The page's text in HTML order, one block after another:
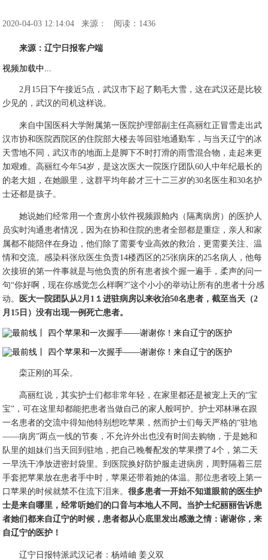
2020-04-03 12:14:04 来源： 阅读：1436
来源：辽宁日报客户端
视频加载中...
2月15日下午接近5点，武汉市下起了鹅毛大雪，这在武汉还是比较
少见的，武汉的司机这样说。
来自中国医科大学附属第一医院护理部副主任高丽红正冒雪走出武
汉市协和医院西院区的住院部大楼去等回驻地通勤车，与当天辽宁的冰
天雪地不同，武汉市的地面上是脚下不时打滑的雨雪混合物，走起来更
加艰难。高丽红今年54岁，是这次医大一院医疗团队60人中年纪最长的
的老大姐，在她眼里，这群平均年龄才三十二三岁的30名医生和30名护
士还都是孩子。
她说她们经常用一个查房小软件视频跟舱内（隔离病房）的医护人
员实时沟通患者情况，因为在协和住院的患者全部都是重症，亲人和家
属都不能陪伴在身边，他们除了需要专业高效的救治，更需要关注、温
情和交流。感染科张欣医生负责14楼西区的25张病床的25名病人，他每
次接班的第一件事就是与他负责的所有患者挨个握一遍手，柔声的问一
句“你好啊，现在你感觉怎么样啊?”这个小小的举动让所有的患者十分感
动。
医大一院团队从2月1１进驻病房以来收治50名患者，截至当天（2
月15日）没有出现一例死亡患者。
栾正刚的耳朵。
高丽红说，其实护士们都非常年轻，在家里都还是被宠上天的“宝
宝”，可在这里却都能把患者当做自己的家人般呵护。护士邓林琳在跟
一名患者的交流中得知他特别想吃苹果，然而护士们每天严格的“驻地
——病房”两点一线的节奏，不允许外出也没有时间去购物，于是她和
队里的姐妹们当天回到驻地，把自己晚餐配发的苹果攒了4个，第二天
一早洗干净放进密封袋里。到医院换好防护服走进病房，周野隔着三层
手套把苹果放在患者手中时，苹果还带着她的体温。那位患者咬上第一
口苹果的时候就禁不住流下泪来。很多患者一开始不知道眼前的医生护
士是来自哪里，经常听她们的口音与本地人不同。当护士纪丽丽告诉患
者她们都来自辽宁的时候，患者都从心底里发出感激之情：谢谢你，来
自辽宁的医护！
辽宁日报特派武汉记者：杨靖岫 姜义双